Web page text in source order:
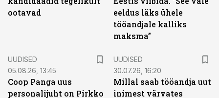
ootavad
eeldus läks ühele
tööandjale kalliks
maksma”
UUDISED
05.08.26, 13:45
Coop Panga uus
personalijuht on Pirkko
UUDISED
30.07.26, 16:20
Millal saab tööandja uut
inimest värvates